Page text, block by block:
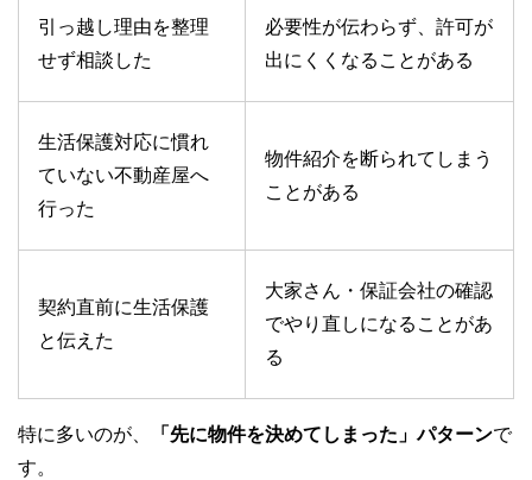
引っ越し理由を整理
せず相談した
必要性が伝わらず、許可が
出にくくなることがある
生活保護対応に慣れ
ていない不動産屋へ
行った
物件紹介を断られてしまう
ことがある
契約直前に生活保護
と伝えた
大家さん・保証会社の確認
でやり直しになることがあ
る
特に多いのが、 「先に物件を決めてしまった」パターンで
す。